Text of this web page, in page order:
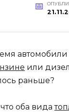
автомобили
или
раньше?
что оба вида